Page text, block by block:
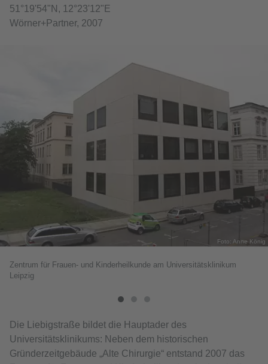
51°19'54"N, 12°23'12"E
Wörner+Partner, 2007
Foto: Anne König
Zentrum für Frauen- und Kinderheilkunde am Universitätsklinikum
Leipzig
Die Liebigstraße bildet die Hauptader des
Universitätsklinikums: Neben dem historischen
Gründerzeitgebäude „Alte Chirurgie“ entstand 2007 das